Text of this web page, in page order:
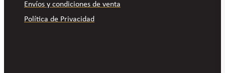
Envíos y condiciones de venta
Política de Privacidad